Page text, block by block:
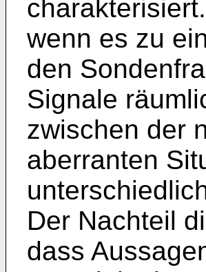
wenn es zu
den
Signale
zwischen der
aberranten
Der Nachteil
dass